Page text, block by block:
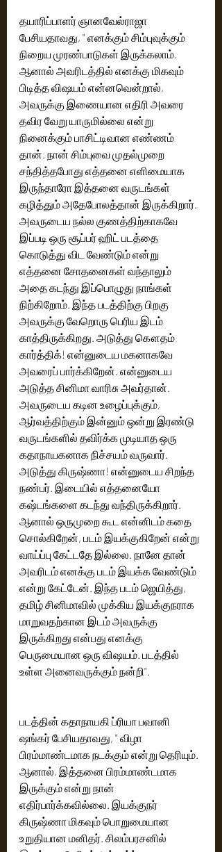
தயாரிப்பாளர் ஞானவேல்ராஜா
பேசியதாவது, " எனக்கும் சிம்புவுக்கும்
நிறைய முரண்பாடுகள் இருக்கலாம்.
ஆனால் அவரிடத்தில் எனக்கு மிகவும்
பிடித்த விஷயம் என்னவென்றால்,
அவருக்கு இணையான எதிரி அவரை
தவிர வேறு யாருமில்லை என்று
நினைக்கும் பாசிட்டிவான எண்ணம்
தான். நான் சிம்புவை முதல்முறை
சந்தித்தபோது எத்தனை எளிமையாக
இருந்தாரோ இத்தனை வருடங்கள்
கழித்தும் அதேபோலத்தான் இருக்கிறார்.
அவருடைய நல்ல குணத்திற்காகவே
இப்படி ஒரு சூப்பர் ஹிட் படத்தை
கொடுத்து விட வேண்டும் என்று
எத்தனை சோதனைகள் வந்தாலும்
அதை கடந்து இப்பொழுது நாங்கள்
நிற்கிறோம். இந்த படத்திற்கு பிறகு
அவருக்கு வேறொரு பெரிய இடம்
காத்திருக்கிறது. அடுத்து கௌதம்
கார்த்திக்! என்னுடைய மகனாகவே
அவரைப் பார்க்கிறேன். என்னுடைய
அடுத்த சினிமா வாரிசு அவர்தான்.
அவருடைய கடின உழைப்புக்கும்,
ஆர்வத்திற்கும் இன்னும் ஒன்று இரண்டு
வருடங்களில் தவிர்க்க முடியாத ஒரு
கதாநாயகனாக நிச்சயம் வருவார்.
அடுத்து கிருஷ்ணா! என்னுடைய சிறந்த
நண்பர். இடையில் எத்தனையோ
கஷ்டங்களை கடந்து வந்திருக்கிறார்.
ஆனால் ஒருமுறை கூட என்னிடம் கதை
சொல்கிறேன், படம் இயக்குகிறேன் என்று
வாய்ப்பு கேட்டதே இல்லை. நானே தான்
அவரிடம் எனக்கு படம் இயக்க வேண்டும்
என்று கேட்டேன். இந்த படம் ஜெயித்து,
தமிழ் சினிமாவில் முக்கிய இயக்குநராக
மாறுவதற்கான இடம் அவருக்கு
இருக்கிறது என்பது எனக்கு
பெருமையான ஒரு விஷயம். படத்தில்
உள்ள அனைவருக்கும் நன்றி".
படத்தின் கதாநாயகி ப்ரியா பவானி
ஷங்கர் பேசியதாவது, " விழா
பிரம்மாண்டமாக நடக்கும் என்று தெரியும்.
ஆனால், இத்தனை பிரம்மாண்டமாக
இருக்கும் என்று நான்
எதிர்பார்க்கவில்லை. இயக்குநர்
கிருஷ்ணா மிகவும் பொறுமையான
உறுதியான மனிதர். சிலம்பரசனில்